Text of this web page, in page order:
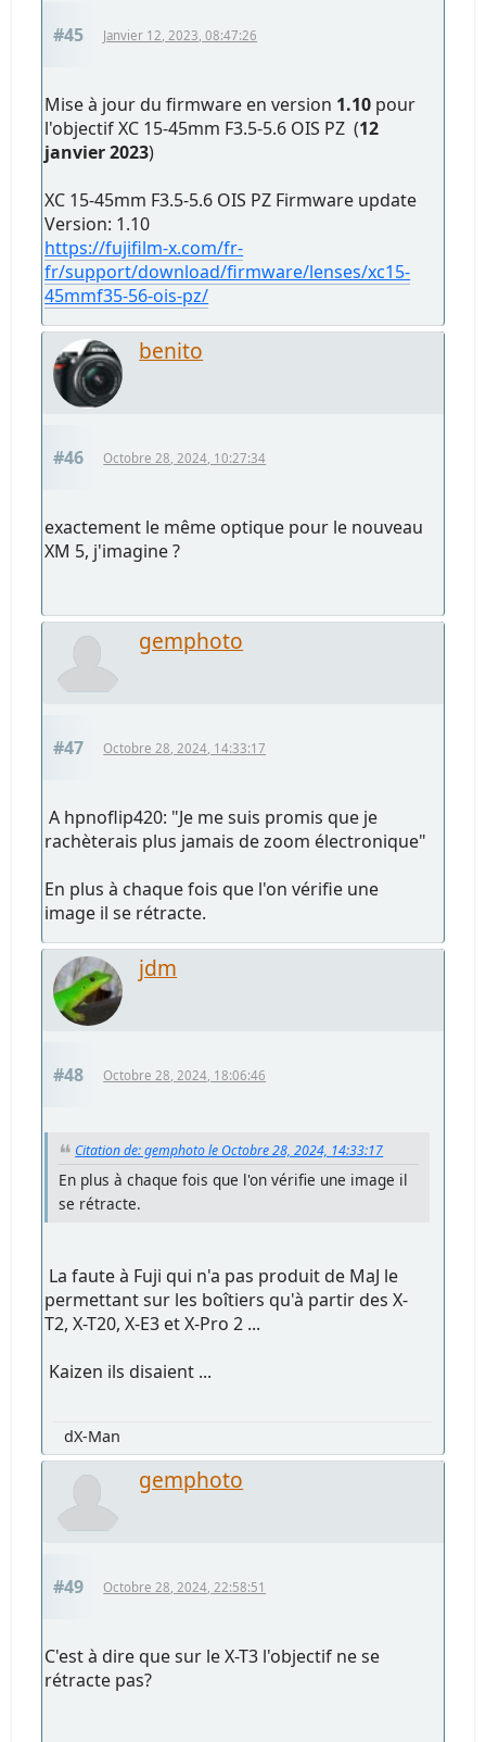
#45 Janvier 12, 2023, 08:47:26
Mise à jour du firmware en version 1.10 pour
l'objectif XC 15-45mm F3.5-5.6 OIS PZ (12
janvier 2023)
XC 15-45mm F3.5-5.6 OIS PZ Firmware update
Version: 1.10
https://fujifilm-x.com/fr-
fr/support/download/firmware/lenses/xc15-
45mmf35-56-ois-pz/
benito
#46 Octobre 28, 2024, 10:27:34
exactement le même optique pour le nouveau
XM 5, j'imagine ?
gemphoto
#47 Octobre 28, 2024, 14:33:17
A hpnoflip420: "Je me suis promis que je
rachèterais plus jamais de zoom électronique"
En plus à chaque fois que l'on vérifie une
image il se rétracte.
jdm
#48 Octobre 28, 2024, 18:06:46
Citation de: gemphoto le Octobre 28, 2024, 14:33:17
En plus à chaque fois que l'on vérifie une image il
se rétracte.
La faute à Fuji qui n'a pas produit de MaJ le
permettant sur les boîtiers qu'à partir des X-
T2, X-T20, X-E3 et X-Pro 2 ...
Kaizen ils disaient ...
dX-Man
gemphoto
#49 Octobre 28, 2024, 22:58:51
C'est à dire que sur le X-T3 l'objectif ne se
rétracte pas?